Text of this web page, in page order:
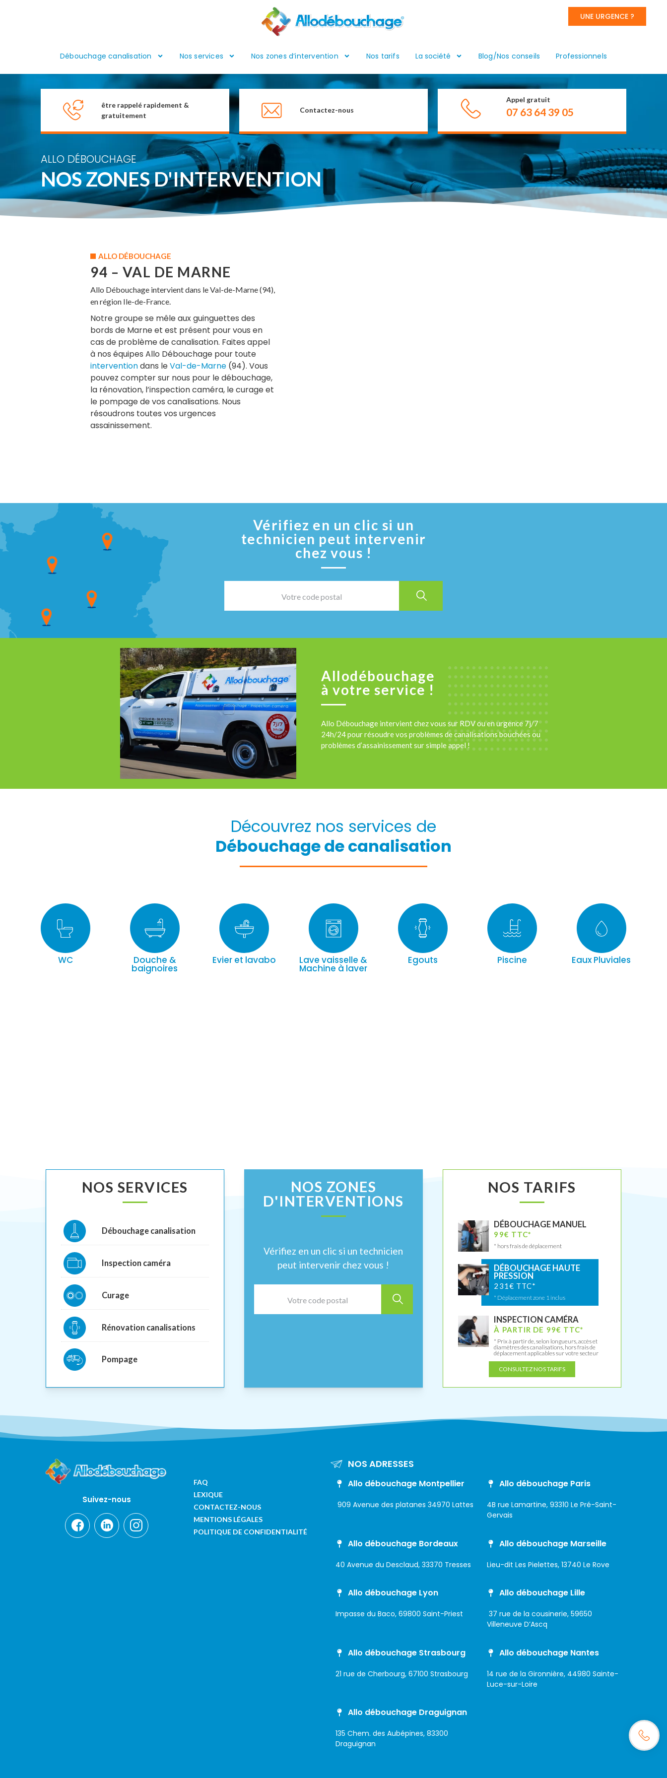
UNE URGENCE ?
Débouchage canalisation Nos services Nos zones d’intervention Nos tarifs La société Blog/Nos conseils Professionnels
être rappelé rapidement &
gratuitement
Contactez-nous
Appel gratuit
07 63 64 39 05
ALLO DÉBOUCHAGE
NOS ZONES D'INTERVENTION
ALLO DÉBOUCHAGE
94 – VAL DE MARNE
Allo Débouchage intervient dans le Val-de-Marne (94),
en région Ile-de-France.
Notre groupe se mêle aux guinguettes des
bords de Marne et est présent pour vous en
cas de problème de canalisation. Faites appel
à nos équipes Allo Débouchage pour toute
interventiondans leVal-de-Marne (94). Vous
pouvez compter sur nous pour le débouchage,
la rénovation, l’inspection caméra, le curage et
le pompage de vos canalisations. Nous
résoudrons toutes vos urgences
assainissement.
Vérifiez en un clic si un
technicien peut intervenir
chez vous !
Allodébouchage
à votre service !
Allo Débouchage intervient chez vous sur RDV ou en urgence 7j/7
24h/24 pour résoudre vos problèmes de canalisations bouchées ou
problèmes d’assainissement sur simple appel !
Découvrez nos services de
Débouchage de canalisation
WC Douche &
baignoires
Evier et lavabo Lave vaisselle &
Machine à laver
Egouts Piscine Eaux Pluviales
NOS SERVICES
Débouchage canalisation
Inspection caméra
Curage
Rénovation canalisations
Pompage
NOS ZONES
D'INTERVENTIONS
Vérifiez en un clic si un technicien
peut intervenir chez vous !
NOS TARIFS
DÉBOUCHAGE MANUEL
99€ TTC*
* hors frais de déplacement
DÉBOUCHAGE HAUTE
PRESSION
231€ TTC*
* Déplacement zone 1 inclus
INSPECTION CAMÉRA
À PARTIR DE 99€ TTC*
* Prix à partir de, selon longueurs, accès et
diamètres des canalisations, hors frais de
déplacement applicables sur votre secteur
CONSULTEZ NOS TARIFS
Suivez-nous
FAQ
LEXIQUE
CONTACTEZ-NOUS
MENTIONS LÉGALES
POLITIQUE DE CONFIDENTIALITÉ
NOS ADRESSES
Allo débouchage Montpellier
909 Avenue des platanes 34970 Lattes
Allo débouchage Paris
4B rue Lamartine, 93310 Le Pré-Saint-
Gervais
Allo débouchage Bordeaux
40 Avenue du Desclaud, 33370 Tresses
Allo débouchage Marseille
Lieu-dit Les Pielettes, 13740 Le Rove
Allo débouchage Lyon
Impasse du Baco, 69800 Saint-Priest
Allo débouchage Lille
37 rue de la cousinerie, 59650
Villeneuve D’Ascq
Allo débouchage Strasbourg
21 rue de Cherbourg, 67100 Strasbourg
Allo débouchage Nantes
14 rue de la Gironnière, 44980 Sainte-
Luce-sur-Loire
Allo débouchage Draguignan
135 Chem. des Aubépines, 83300
Draguignan